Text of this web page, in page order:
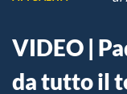
VIDEO |
da tutto il